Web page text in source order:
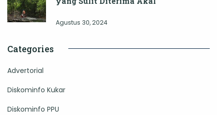
Agustus 30, 2024
Categories
Advertorial
Diskominfo Kukar
Diskominfo PPU